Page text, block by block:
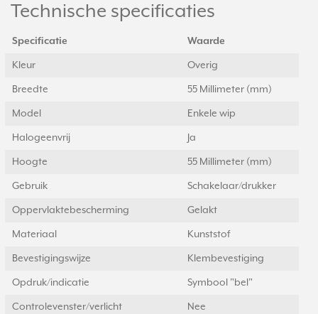
Technische specificaties
Specificatie Waarde
Kleur Overig
Breedte 55 Millimeter (mm)
Model Enkele wip
Halogeenvrij Ja
Hoogte 55 Millimeter (mm)
Gebruik Schakelaar/drukker
Oppervlaktebescherming Gelakt
Materiaal Kunststof
Bevestigingswijze Klembevestiging
Opdruk/indicatie Symbool "bel"
Controlevenster/verlicht Nee